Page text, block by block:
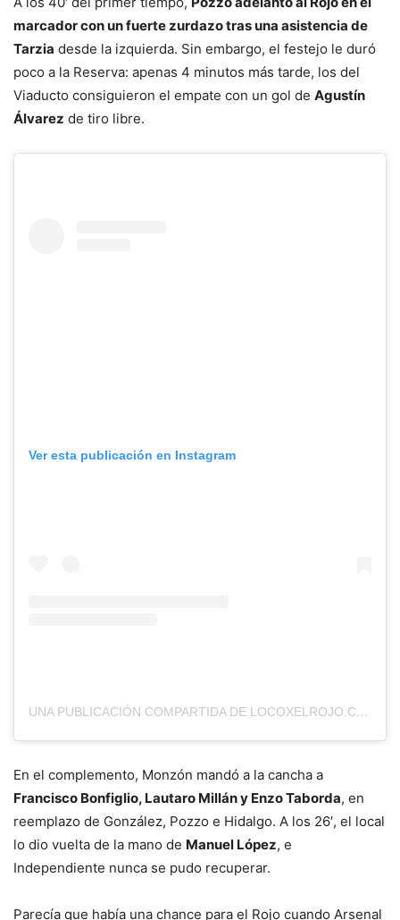
marcador con un fuerte zurdazo tras una asistencia de
Tarzia desde la izquierda. Sin embargo, el festejo le duró
poco a la Reserva: apenas 4 minutos más tarde, los del
Viaducto consiguieron el empate con un gol de Agustín
Álvarez de tiro libre.
Ver esta publicación en Instagram
UNA PUBLICACIÓN COMPARTIDA DE LOCOXELROJO.COM (@LOCOXELROJOWEB)
En el complemento, Monzón mandó a la cancha a
Francisco Bonfiglio, Lautaro Millán y Enzo Taborda, en
reemplazo de González, Pozzo e Hidalgo. A los 26′, el local
lo dio vuelta de la mano de Manuel López, e
Independiente nunca se pudo recuperar.
Parecía que había una chance para el Rojo cuando Arsenal